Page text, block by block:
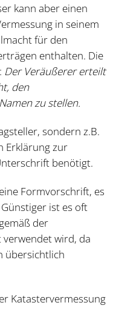
kann aber einen
in seinem
für den
enthalten. Die
Der Veräußerer erteilt
den
zu stellen.
sondern z.B.
Erklärung zur
benötigt.
Formvorschrift, es
ist es oft
der
wird, da
übersichtlich
Katastervermessung